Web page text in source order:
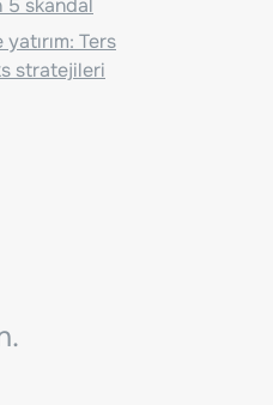
5 skandal
Ters
stratejileri